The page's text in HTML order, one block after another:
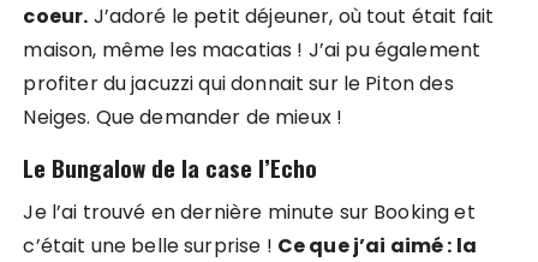
coeur. J’adoré le petit déjeuner, où tout était fait
maison, même les macatias ! J’ai pu également
profiter du jacuzzi qui donnait sur le Piton des
Neiges. Que demander de mieux !
Le Bungalow de la case l’Echo
Je l’ai trouvé en dernière minute sur Booking et
c’était une belle surprise ! Ce que j’ai aimé : la